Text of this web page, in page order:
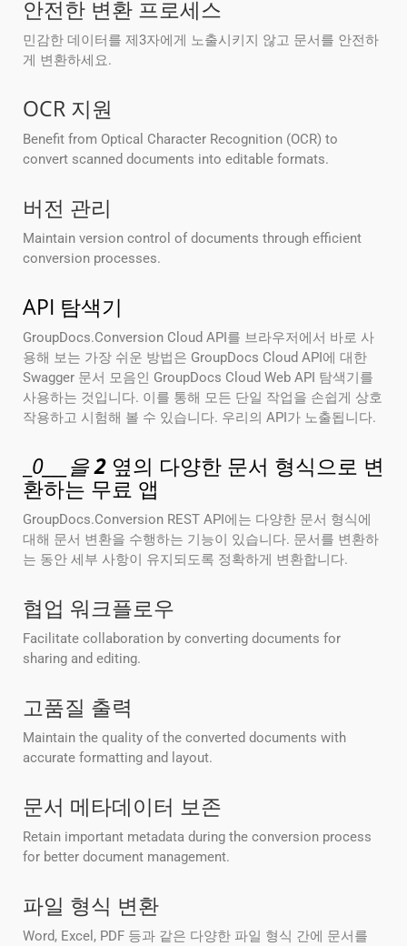
안전한 변환 프로세스
민감한 데이터를 제3자에게 노출시키지 않고 문서를 안전하
게 변환하세요.
OCR 지원
Benefit from Optical Character Recognition (OCR) to
convert scanned documents into editable formats.
버전 관리
Maintain version control of documents through efficient
conversion processes.
API 탐색기
GroupDocs.Conversion Cloud API를 브라우저에서 바로 사
용해 보는 가장 쉬운 방법은 GroupDocs Cloud API에 대한
Swagger 문서 모음인 GroupDocs Cloud Web API 탐색기를
사용하는 것입니다. 이를 통해 모든 단일 작업을 손쉽게 상호
작용하고 시험해 볼 수 있습니다. 우리의 API가 노출됩니다.
0___을2 옆의 다양한 문서 형식으로 변
환하는 무료 앱
GroupDocs.Conversion REST API에는 다양한 문서 형식에
대해 문서 변환을 수행하는 기능이 있습니다. 문서를 변환하
는 동안 세부 사항이 유지되도록 정확하게 변환합니다.
협업 워크플로우
Facilitate collaboration by converting documents for
sharing and editing.
고품질 출력
Maintain the quality of the converted documents with
accurate formatting and layout.
문서 메타데이터 보존
Retain important metadata during the conversion process
for better document management.
파일 형식 변환
Word, Excel, PDF 등과 같은 다양한 파일 형식 간에 문서를